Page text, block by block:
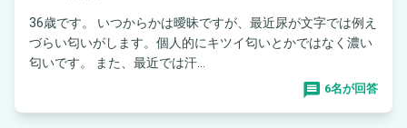
36歳です。 いつからかは曖昧ですが、最近尿が文字では例え
づらい匂いがします。個人的にキツイ匂いとかではなく濃い
匂いです。 また、最近では汗...
6名が回答